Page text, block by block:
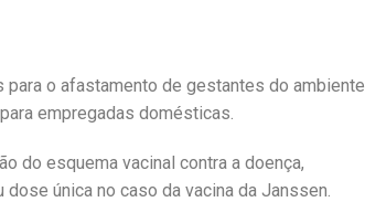
o afastamento de gestantes do ambiente
empregadas domésticas.
do esquema vacinal contra a doença,
única no caso da vacina da Janssen.